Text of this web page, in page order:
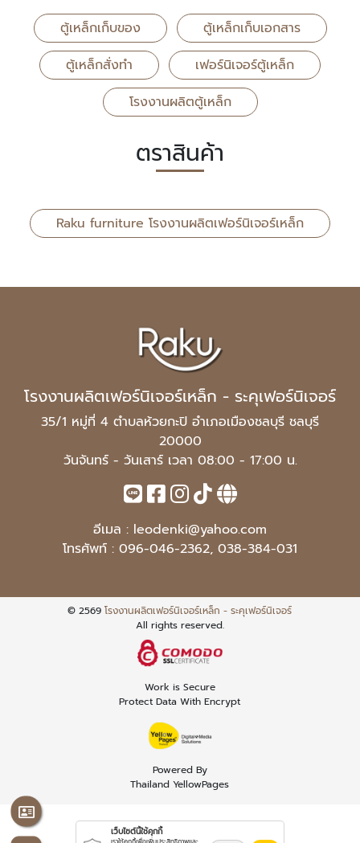
ตู้เหล็กเก็บของ
ตู้เหล็กเก็บเอกสาร
ตู้เหล็กสั่งทำ
เฟอร์นิเจอร์ตู้เหล็ก
โรงงานผลิตตู้เหล็ก
ตราสินค้า
Raku furniture โรงงานผลิตเฟอร์นิเจอร์เหล็ก
โรงงานผลิตเฟอร์นิเจอร์เหล็ก - ระคุเฟอร์นิเจอร์
35/1 หมู่ที่ 4 ตำบลห้วยกะปิ อำเภอเมืองชลบุรี ชลบุรี
20000
วันจันทร์ - วันเสาร์ เวลา 08:00 - 17:00 น.
อีเมล : leodenki@yahoo.com
โทรศัพท์ : 096-046-2362, 038-384-031
© 2569โรงงานผลิตเฟอร์นิเจอร์เหล็ก - ระคุเฟอร์นิเจอร์
All rights reserved.
Work is Secure
Protect Data With Encrypt
Powered By
Thailand YellowPages
เว็บไซต์นี้ใช้คุกกี้